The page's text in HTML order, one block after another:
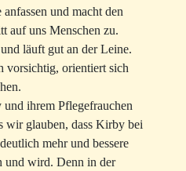
und macht den
auf uns Menschen zu.
läuft gut an der Leine.
vorsichtig, orientiert sich
ihrem Pflegefrauchen
wir glauben, dass Kirby bei
mehr und bessere
und wird. Denn in der